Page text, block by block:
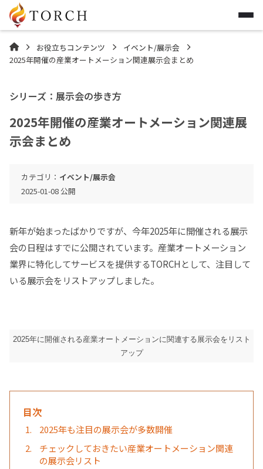
 お役立ちコンテンツ
イベント/展示会
2025年開催の産業オートメーション関連展示会まとめ
シリーズ： 展示会の歩き方
2025年開催の産業オートメーション関連展
示会まとめ
カテゴリ： イベント/展示会
2025-01-08 公開
新年が始まったばかりですが、今年2025年に開催される展示
会の日程はすでに公開されています。産業オートメーション
業界に特化してサービスを提供するTORCHとして、注目して
いる展示会をリストアップしました。
2025年に開催される産業オートメーションに関連する展示会をリスト
アップ
目次
2025年も注目の展示会が多数開催
チェックしておきたい産業オートメーション関連
の展示会リスト